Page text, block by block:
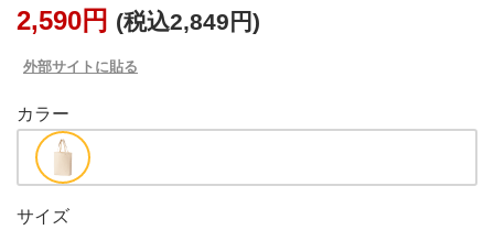
2,590円 (税込2,849円)
外部サイトに貼る
カラー
サイズ